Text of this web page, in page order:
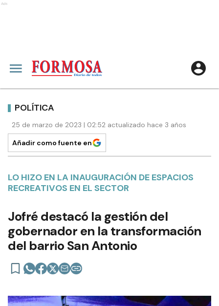
Ads
POLÍTICA
25 de marzo de 2023 | 02:52 actualizado hace 3 años
Añadir como fuente en
LO HIZO EN LA INAUGURACIÓN DE ESPACIOS
RECREATIVOS EN EL SECTOR
Jofré destacó la gestión del
gobernador en la transformación
del barrio San Antonio